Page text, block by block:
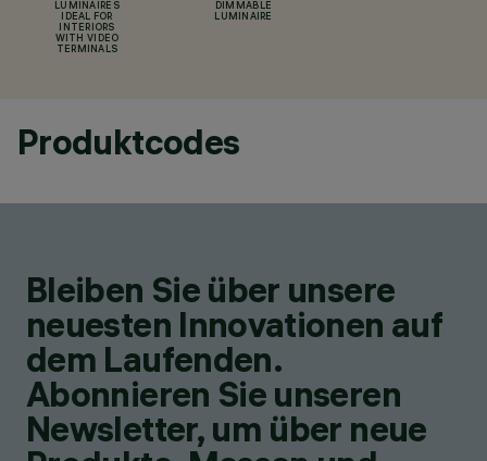
LUMINAIRES
IDEAL FOR
INTERIORS
WITH VIDEO
TERMINALS
DIMMABLE
LUMINAIRE
Produktcodes
Bleiben Sie über unsere
neuesten Innovationen auf
dem Laufenden.
Abonnieren Sie unseren
Newsletter, um über neue